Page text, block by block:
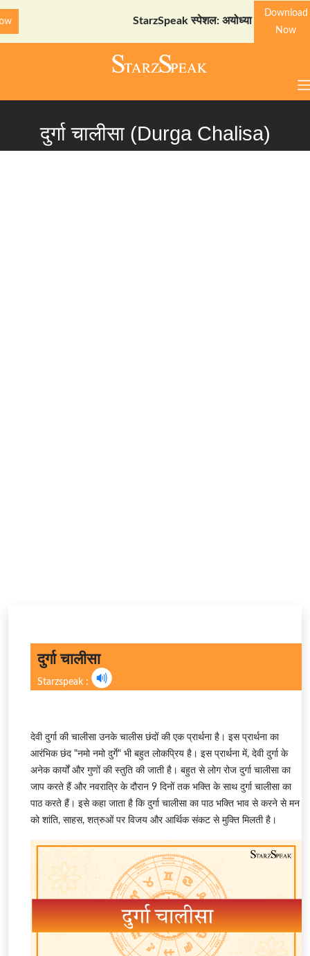
StarzSpeak स्पेशल: अयोध्या दर्शन गाइड
Download
Now
दुर्गा चालीसा (Durga Chalisa)
दुर्गा चालीसा
Starzspeak :
देवी दुर्गा की चालीसा उनके चालीस छंदों की एक प्रार्थना है। इस प्रार्थना का
आरंभिक छंद "नमो नमो दुर्गे" भी बहुत लोकप्रिय है। इस प्रार्थना में, देवी दुर्गा के
अनेक कार्यों और गुणों की स्तुति की जाती है। बहुत से लोग रोज दुर्गा चालीसा का
जाप करते हैं और नवरात्रि के दौरान 9 दिनों तक भक्ति के साथ दुर्गा चालीसा का
पाठ करते हैं। इसे कहा जाता है कि दुर्गा चालीसा का पाठ भक्ति भाव से करने से मन
को शांति, साहस, शत्रुओं पर विजय और आर्थिक संकट से मुक्ति मिलती है।